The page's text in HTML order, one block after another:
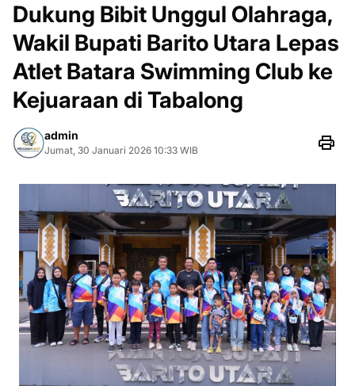
Dukung Bibit Unggul Olahraga,
Wakil Bupati Barito Utara Lepas
Atlet Batara Swimming Club ke
Kejuaraan di Tabalong
admin
Jumat, 30 Januari 2026 10:33 WIB